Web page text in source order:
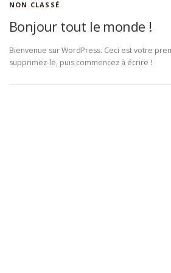
NON CLASSÉ
Bonjour tout le monde !
Bienvenue sur WordPress. Ceci est votre
supprimez-le, puis commencez à écrire !